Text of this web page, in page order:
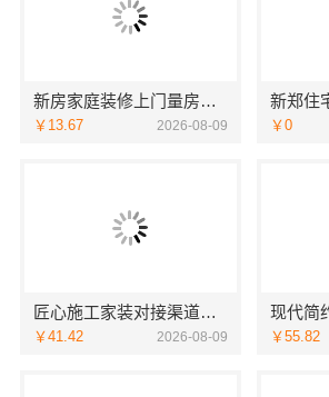
新房家庭装修上门量房整体落地，福建尚艺空间新材料科技有限公司
￥13.67 2026-08-09 ￥0
匠心施工家装对接渠道，宁波雅美和居建材科技质量保障
￥41.42 2026-08-09 ￥55.82